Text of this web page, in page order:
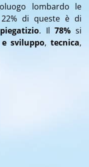
lombardo le
di queste è di
. Il78% si
sviluppo, tecnica,